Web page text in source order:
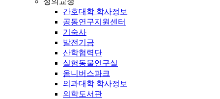
간호대학 학사정보
공동연구지원센터
기숙사
발전기금
산학협력단
실험동물연구실
옴니버스파크
의과대학 학사정보
의학도서관